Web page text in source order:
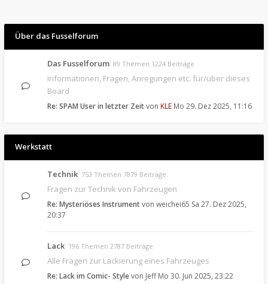
Über das Fusselforum
Das Fusselforum 89 Themen 1224 Beiträge
Informationen, Fragen, Anregungen etc. für/über dieses
Board
Re: SPAM User in letzter Zeitvon KLE Mo 29. Dez 2025, 11:16
Werkstatt
Technik 753 Themen 7879 Beiträge
Fragen zur Technik von Fahrzeugen
Re: Mysteriöses Instrumentvon weichei65 Sa 27. Dez 2025,
20:37
Lack 196 Themen 2787 Beiträge
Alle Fragen zur Lackierung eines Fahrzeuges
Re: Lack im Comic- Stylevon Jeff Mo 30. Jun 2025, 23:22